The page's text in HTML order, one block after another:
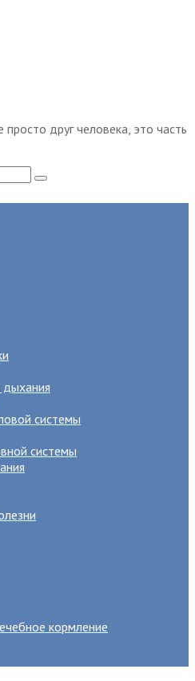
друг человека, это часть
дыхания
системы
системы
кормление